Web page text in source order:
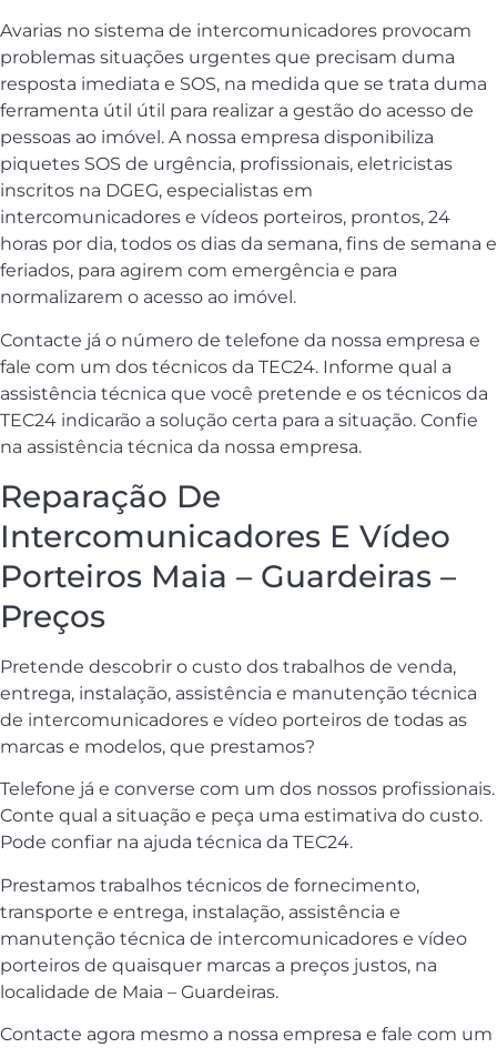
Avarias no sistema de intercomunicadores provocam
problemas situações urgentes que precisam duma
resposta imediata e SOS, na medida que se trata duma
ferramenta útil útil para realizar a gestão do acesso de
pessoas ao imóvel. A nossa empresa disponibiliza
piquetes SOS de urgência, profissionais, eletricistas
inscritos na DGEG, especialistas em
intercomunicadores e vídeos porteiros, prontos, 24
horas por dia, todos os dias da semana, fins de semana e
feriados, para agirem com emergência e para
normalizarem o acesso ao imóvel.
Contacte já o número de telefone da nossa empresa e
fale com um dos técnicos da TEC24. Informe qual a
assistência técnica que você pretende e os técnicos da
TEC24 indicarão a solução certa para a situação. Confie
na assistência técnica da nossa empresa.
Reparação De
Intercomunicadores E Vídeo
Porteiros Maia – Guardeiras –
Preços
Pretende descobrir o custo dos trabalhos de venda,
entrega, instalação, assistência e manutenção técnica
de intercomunicadores e vídeo porteiros de todas as
marcas e modelos, que prestamos?
Telefone já e converse com um dos nossos profissionais.
Conte qual a situação e peça uma estimativa do custo.
Pode confiar na ajuda técnica da TEC24.
Prestamos trabalhos técnicos de fornecimento,
transporte e entrega, instalação, assistência e
manutenção técnica de intercomunicadores e vídeo
porteiros de quaisquer marcas a preços justos, na
localidade de Maia – Guardeiras.
Contacte agora mesmo a nossa empresa e fale com um